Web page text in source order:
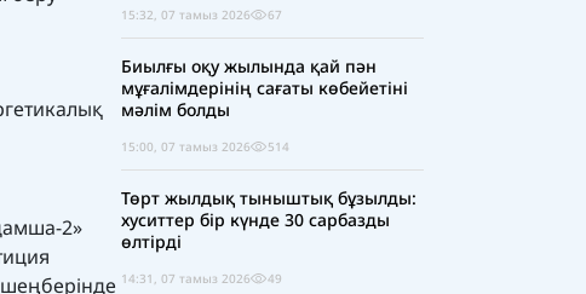
2»
15:32, 07 тамыз 2026 67
Биылғы оқу жылында қай пән
мұғалімдерінің сағаты көбейетіні
мәлім болды
15:00, 07 тамыз 2026 514
Төрт жылдық тыныштық бұзылды:
хуситтер бір күнде 30 сарбазды
өлтірді
14:31, 07 тамыз 2026 49